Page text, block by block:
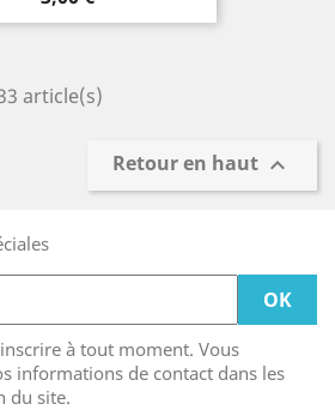
article(s)
Retour en haut 
à tout moment. Vous
informations de contact dans les
du site.